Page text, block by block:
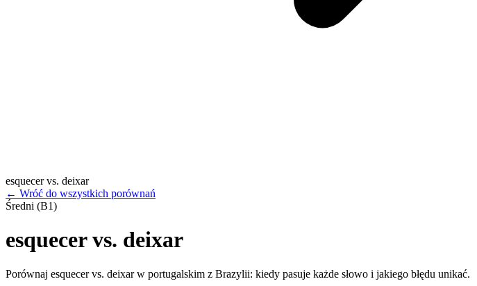
esquecer vs. deixar
← Wróć do wszystkich porównań
Średni (B1)
esquecer vs. deixar
Porównaj esquecer vs. deixar w portugalskim z Brazylii: kiedy pasuje każde słowo i jakiego błędu unikać.